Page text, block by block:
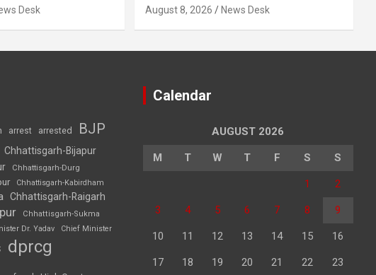
Desk August 8, 2026 News Desk
arrest arrested BJP
Chhattisgarh-Bijapur
Chhattisgarh-Durg
Chhattisgarh-Kabirdham
Chhattisgarh-Raigarh
Chhattisgarh-Sukma
Dr. Yadav Chief Minister
dprcg
Calendar
AUGUST 2026
M T W T F S S
1 2
3 4 5 6 7 8 9
10 11 12 13 14 15 16
17 18 19 20 21 22 23